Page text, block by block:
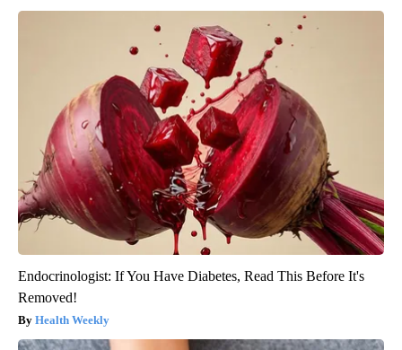
Endocrinologist: If You Have Diabetes, Read This Before It's
Removed!
Health Weekly